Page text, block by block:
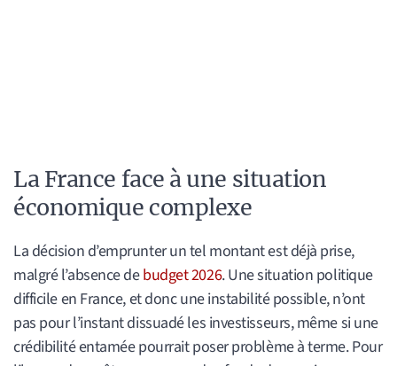
La France face à une situation
économique complexe
La décision d’emprunter un tel montant est déjà prise,
malgré l’absence debudget 2026. Une situation politique
difficile en France, et donc une instabilité possible, n’ont
pas pour l’instant dissuadé les investisseurs, même si une
crédibilité entamée pourrait poser problème à terme. Pour